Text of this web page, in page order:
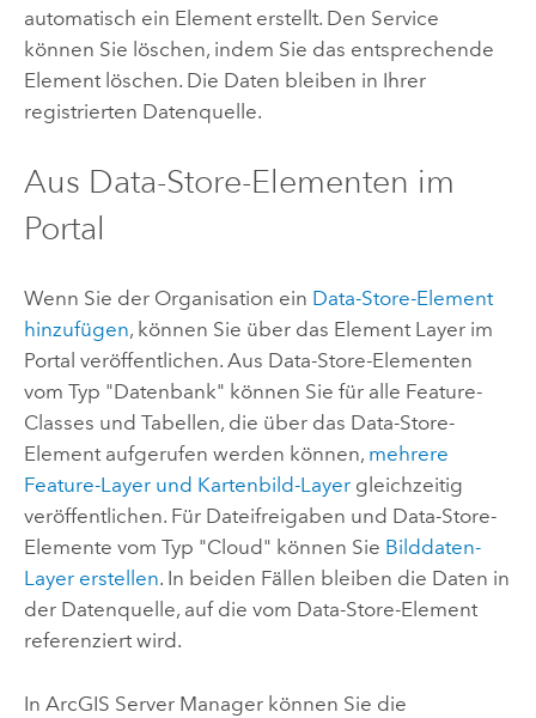
automatisch ein Element erstellt. Den Service
können Sie löschen, indem Sie das entsprechende
Element löschen. Die Daten bleiben in Ihrer
registrierten Datenquelle.
Aus Data-Store-Elementen im
Portal
Wenn Sie der Organisation ein Data-Store-Element
hinzufügen, können Sie über das Element Layer im
Portal veröffentlichen. Aus Data-Store-Elementen
vom Typ "Datenbank" können Sie für alle Feature-
Classes und Tabellen, die über das Data-Store-
Element aufgerufen werden können, mehrere
Feature-Layer und Kartenbild-Layergleichzeitig
veröffentlichen. Für Dateifreigaben und Data-Store-
Elemente vom Typ "Cloud" können Sie Bilddaten-
Layer erstellen. In beiden Fällen bleiben die Daten in
der Datenquelle, auf die vom Data-Store-Element
referenziert wird.
In ArcGIS Server Managerkönnen Sie die